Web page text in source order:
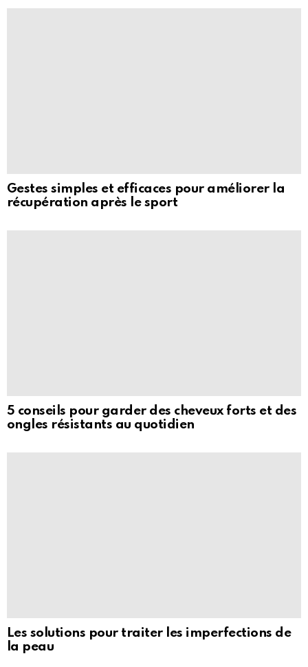
Gestes simples et efficaces pour améliorer la
récupération après le sport
5 conseils pour garder des cheveux forts et des
ongles résistants au quotidien
Les solutions pour traiter les imperfections de
la peau